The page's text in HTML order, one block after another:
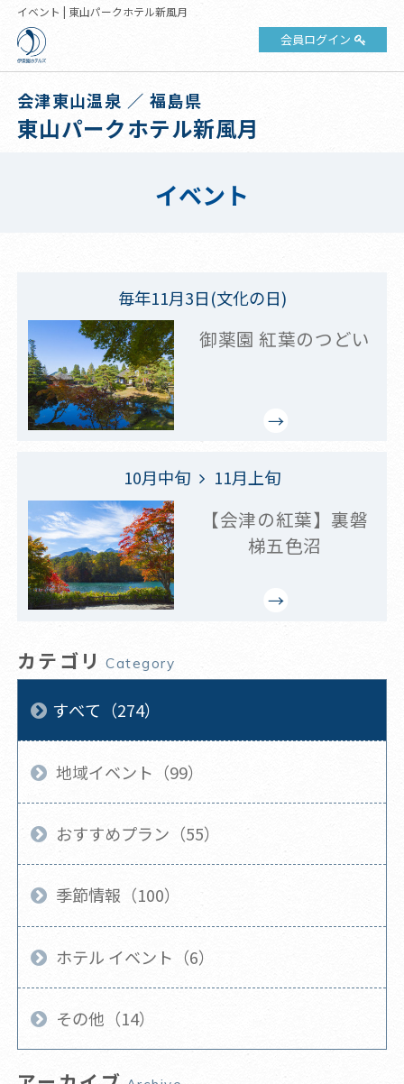
イベント | 東山パークホテル新風月
会員ログイン
会津東山温泉 ／ 福島県
東山パークホテル新風月
イベント
毎年11月3日(文化の日)
御薬園 紅葉のつどい
10月中旬 11月上旬
【会津の紅葉】裏磐
梯五色沼
カテゴリ Category
すべて（274）
地域イベント（99）
おすすめプラン（55）
季節情報（100）
ホテル イベント（6）
その他（14）